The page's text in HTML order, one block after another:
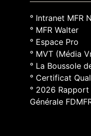
° Intranet MFR
° MFR Walter
° Espace Pro
° MVT (Média
° La Boussole
° Certificat
° 2026
Générale